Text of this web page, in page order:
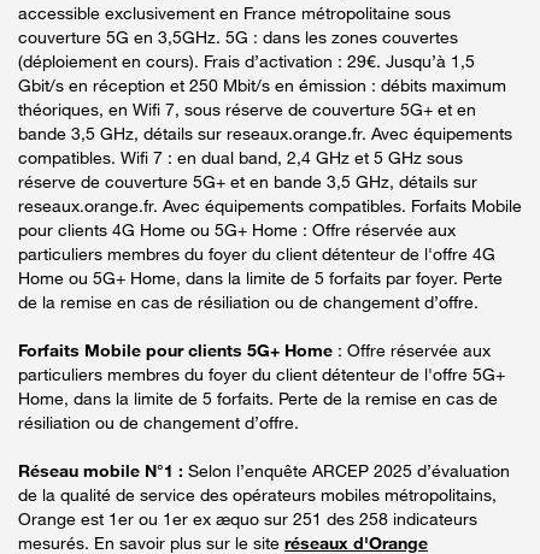
accessible exclusivement en France métropolitaine sous
couverture 5G en 3,5GHz. 5G : dans les zones couvertes
(déploiement en cours). Frais d’activation : 29€. Jusqu’à 1,5
Gbit/s en réception et 250 Mbit/s en émission : débits maximum
théoriques, en Wifi 7, sous réserve de couverture 5G+ et en
bande 3,5 GHz, détails sur reseaux.orange.fr. Avec équipements
compatibles. Wifi 7 : en dual band, 2,4 GHz et 5 GHz sous
réserve de couverture 5G+ et en bande 3,5 GHz, détails sur
reseaux.orange.fr. Avec équipements compatibles. Forfaits Mobile
pour clients 4G Home ou 5G+ Home : Offre réservée aux
particuliers membres du foyer du client détenteur de l'offre 4G
Home ou 5G+ Home, dans la limite de 5 forfaits par foyer. Perte
de la remise en cas de résiliation ou de changement d’offre.
Forfaits Mobile pour clients 5G+ Home : Offre réservée aux
particuliers membres du foyer du client détenteur de l'offre 5G+
Home, dans la limite de 5 forfaits. Perte de la remise en cas de
résiliation ou de changement d’offre.
Réseau mobile N°1 : Selon l’enquête ARCEP 2025 d’évaluation
de la qualité de service des opérateurs mobiles métropolitains,
Orange est 1er ou 1er ex æquo sur 251 des 258 indicateurs
mesurés. En savoir plus sur le site réseaux d'Orange